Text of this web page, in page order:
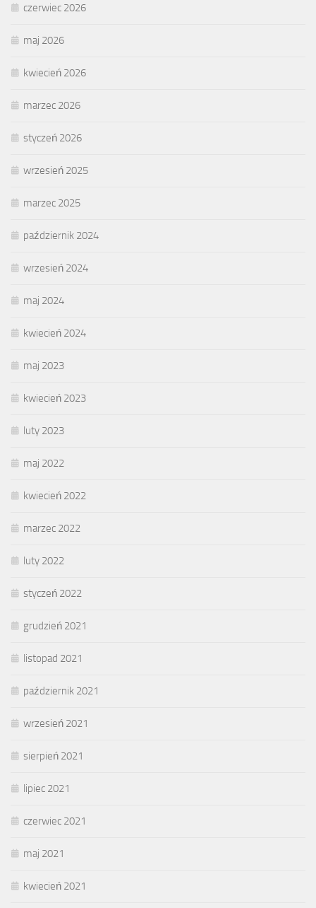
czerwiec 2026
maj 2026
kwiecień 2026
marzec 2026
styczeń 2026
wrzesień 2025
marzec 2025
październik 2024
wrzesień 2024
maj 2024
kwiecień 2024
maj 2023
kwiecień 2023
luty 2023
maj 2022
kwiecień 2022
marzec 2022
luty 2022
styczeń 2022
grudzień 2021
listopad 2021
październik 2021
wrzesień 2021
sierpień 2021
lipiec 2021
czerwiec 2021
maj 2021
kwiecień 2021